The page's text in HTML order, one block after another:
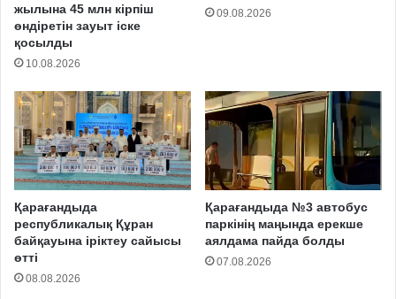
жылына 45 млн кірпіш
өндіретін зауыт іске
қосылды
10.08.2026
09.08.2026
Қарағандыда
республикалық Құран
байқауына іріктеу сайысы
өтті
08.08.2026
Қарағандыда №3 автобус
паркінің маңында ерекше
аялдама пайда болды
07.08.2026